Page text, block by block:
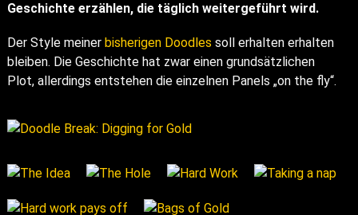
Geschichte erzählen, die täglich weitergeführt wird.
Der Style meiner bisherigen Doodles soll erhalten erhalten
bleiben. Die Geschichte hat zwar einen grundsätzlichen
Plot, allerdings entstehen die einzelnen Panels „on the fly“.